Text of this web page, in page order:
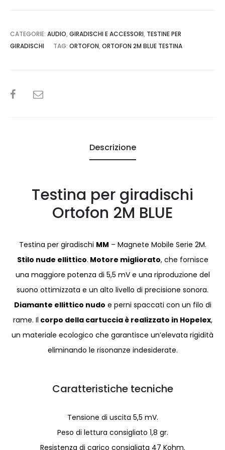
CATEGORIE: AUDIO, GIRADISCHI E ACCESSORI, TESTINE PER
GIRADISCHI
TAG: ORTOFON, ORTOFON 2M BLUE TESTINA
SHARE
Descrizione
Testina per giradischi
Ortofon 2M BLUE
Testina per giradischi MM – Magnete Mobile Serie 2M.
Stilo nude ellittico. Motore migliorato, che fornisce
una maggiore potenza di 5,5 mV e una riproduzione del
suono ottimizzata e un alto livello di precisione sonora.
Diamante ellittico nudo e perni spaccati con un filo di
rame. Il corpo della cartuccia è realizzato in Hopelex,
un materiale ecologico che garantisce un’elevata rigidità
eliminando le risonanze indesiderate.
Caratteristiche tecniche
Tensione di uscita 5,5 mV.
Peso di lettura consigliato 1,8 gr.
Resistenza di carico consigliata 47 Kohm.